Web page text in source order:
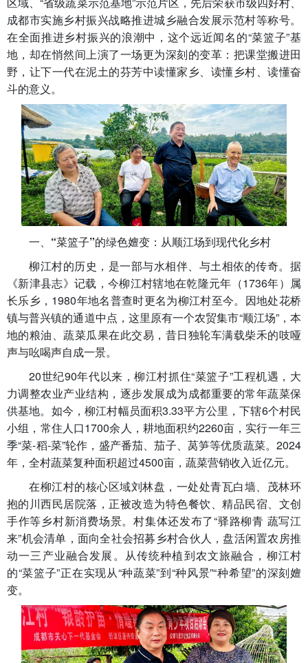
成都市实施乡村振兴战略推进城乡融合发展示范村等称号。
在全面推进乡村振兴的浪潮中，这个远近闻名的“菜篮子”基
地，却在悄然间上演了一场更为深刻的变革：把课堂搬进田
野，让下一代在泥土的芬芳中读懂家乡、读懂乡村、读懂奋
斗的意义。
一、“菜篮子”的绿色嬗变：从顺江场到现代化乡村
柳江村的历史，是一部与水相伴、与土相依的传奇。据
《新津县志》记载，今柳江村辖地在乾隆元年（1736年）属
长乐乡，1980年地名普查时更名为柳江村至今。因地处花桥
镇与普兴镇的通道中点，这里原有一个农贸集市“顺江场”，本
地的粮油、蔬菜瓜果在此交易，昔日独轮车满载柴禾的吱哑
声与吆喝声自成一景。
20世纪90年代以来，柳江村抓住“菜篮子”工程机遇，大
力调整农业产业结构，逐步发展成为成都重要的常年蔬菜保
供基地。如今，柳江村幅员面积3.33平方公里，下辖6个村民
小组，常住人口1700余人，耕地面积约2260亩，实行一年三
季“菜-稻-菜”轮作，盛产番茄、茄子、莴笋等优质蔬菜。2024
年，全村蔬菜复种面积超过4500亩，蔬菜营销收入近亿元。
在柳江村的核心区域刘林盘，一处处青瓦白墙、茂林环
抱的川西民居院落，正被改造为特色餐饮、精品民宿、文创
手作等乡村新消费场景。村集体还发布了“驿路柳青 蔬写江
来”机会清单，面向全社会招募乡村合伙人，盘活闲置农房推
动一三产业融合发展。从传统种植到农文旅融合，柳江村
的“菜篮子”正在实现从“种蔬菜”到“种风景”“种希望”的深刻嬗
变。